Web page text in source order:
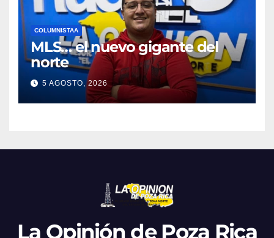
COLUMNISTAA
MLS… el nuevo gigante del
norte
5 AGOSTO, 2026
La Opinión de Poza Rica